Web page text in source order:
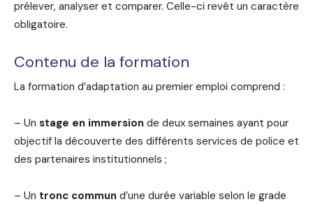
prélever, analyser et comparer. Celle-ci revêt un caractère
obligatoire.
Contenu de la formation
La formation d’adaptation au premier emploi comprend :
– Un stage en immersion de deux semaines ayant pour
objectif la découverte des différents services de police et
des partenaires institutionnels ;
– Un tronc commun d’une durée variable selon le grade